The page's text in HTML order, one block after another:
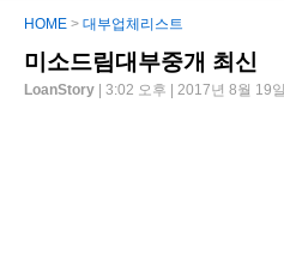
HOME > 대부업체리스트
미소드림대부중개 최신
LoanStory | 3:02 오후 | 2017년 8월 19일